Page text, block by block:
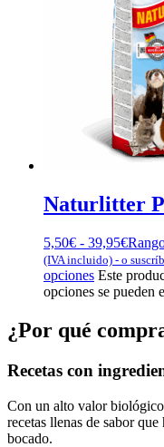
Naturlitter
5,50€ - 39,95€
(IVA incluido) - o
opciones Este
opciones se pueden
¿Por qué
Recetas con
Con un alto valor
recetas llenas de sabor
bocado.